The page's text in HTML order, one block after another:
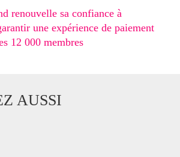
renouvelle sa confiance à
une expérience de paiement
12 000 membres
AUSSI